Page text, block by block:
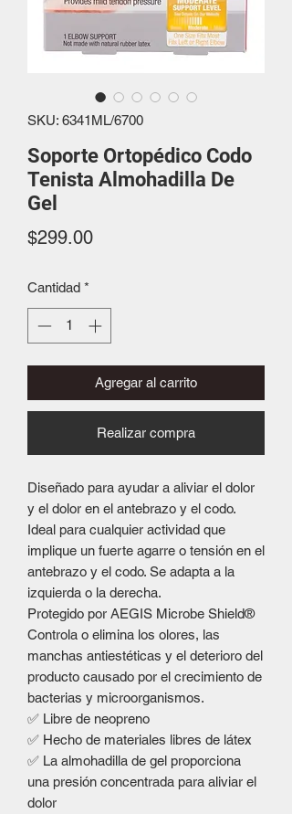
SKU: 6341ML/6700
Soporte Ortopédico Codo
Tenista Almohadilla De
Gel
$299.00Precio
Cantidad *
Agregar al carrito
Realizar compra
Diseñado para ayudar a aliviar el dolor
y el dolor en el antebrazo y el codo.
Ideal para cualquier actividad que
implique un fuerte agarre o tensión en el
antebrazo y el codo. Se adapta a la
izquierda o la derecha.
Protegido por AEGIS Microbe Shield®
Controla o elimina los olores, las
manchas antiestéticas y el deterioro del
producto causado por el crecimiento de
bacterias y microorganismos.
✅ Libre de neopreno
✅ Hecho de materiales libres de látex
✅ La almohadilla de gel proporciona
una presión concentrada para aliviar el
dolor